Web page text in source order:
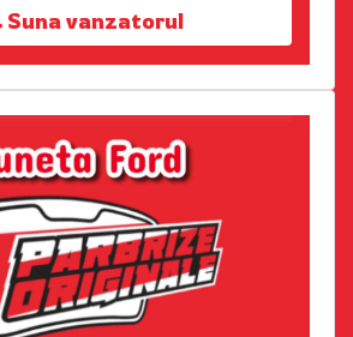
Suna vanzatorul